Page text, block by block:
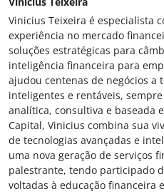
Vinicius Teixeira é especialista
experiência no mercado
soluções estratégicas para
inteligência financeira para
ajudou centenas de negócios a
inteligentes e rentáveis,
analítica, consultiva e baseada
Capital, Vinicius combina sua
de tecnologias avançadas e
uma nova geração de serviços
palestrante, tendo participado
voltadas à educação financeira